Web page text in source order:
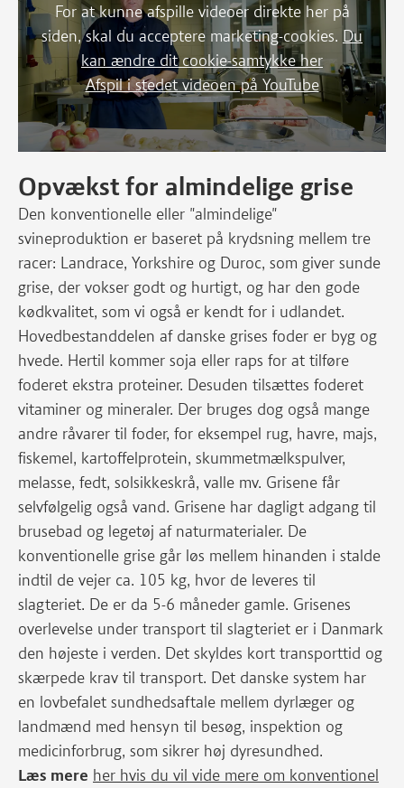
For at kunne afspille videoer direkte her på
siden, skal du acceptere marketing-cookies. Du
kan ændre dit cookie-samtykke her
Afspil i stedet videoen på YouTube
Opvækst for almindelige grise
Den konventionelle eller "almindelige"
svineproduktion er baseret på krydsning mellem tre
racer: Landrace, Yorkshire og Duroc, som giver sunde
grise, der vokser godt og hurtigt, og har den gode
kødkvalitet, som vi også er kendt for i udlandet.
Hovedbestanddelen af danske grises foder er byg og
hvede. Hertil kommer soja eller raps for at tilføre
foderet ekstra proteiner. Desuden tilsættes foderet
vitaminer og mineraler. Der bruges dog også mange
andre råvarer til foder, for eksempel rug, havre, majs,
fiskemel, kartoffelprotein, skummetmælkspulver,
melasse, fedt, solsikkeskrå, valle mv. Grisene får
selvfølgelig også vand. Grisene har dagligt adgang til
brusebad og legetøj af naturmaterialer. De
konventionelle grise går løs mellem hinanden i stalde
indtil de vejer ca. 105 kg, hvor de leveres til
slagteriet. De er da 5-6 måneder gamle. Grisenes
overlevelse under transport til slagteriet er i Danmark
den højeste i verden. Det skyldes kort transporttid og
skærpede krav til transport. Det danske system har
en lovbefalet sundhedsaftale mellem dyrlæger og
landmænd med hensyn til besøg, inspektion og
medicinforbrug, som sikrer høj dyresundhed.
Læs mere her hvis du vil vide mere om konventionel